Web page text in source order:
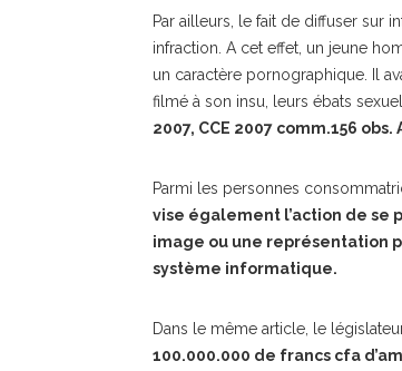
Par ailleurs, le fait de diffuser sur
infraction. A cet effet, un jeune
un caractère pornographique. Il
filmé à son insu, leurs ébats
2007, CCE 2007 comm.156
Parmi les personnes
vise également l’action de se
image ou une représentation
système informatique.
Dans le même article, le
100.000.000 de francs cfa